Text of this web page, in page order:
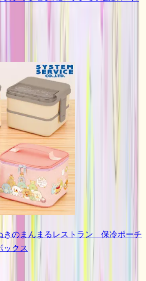
のまんまるレストラン 保冷ポーチ
ックス